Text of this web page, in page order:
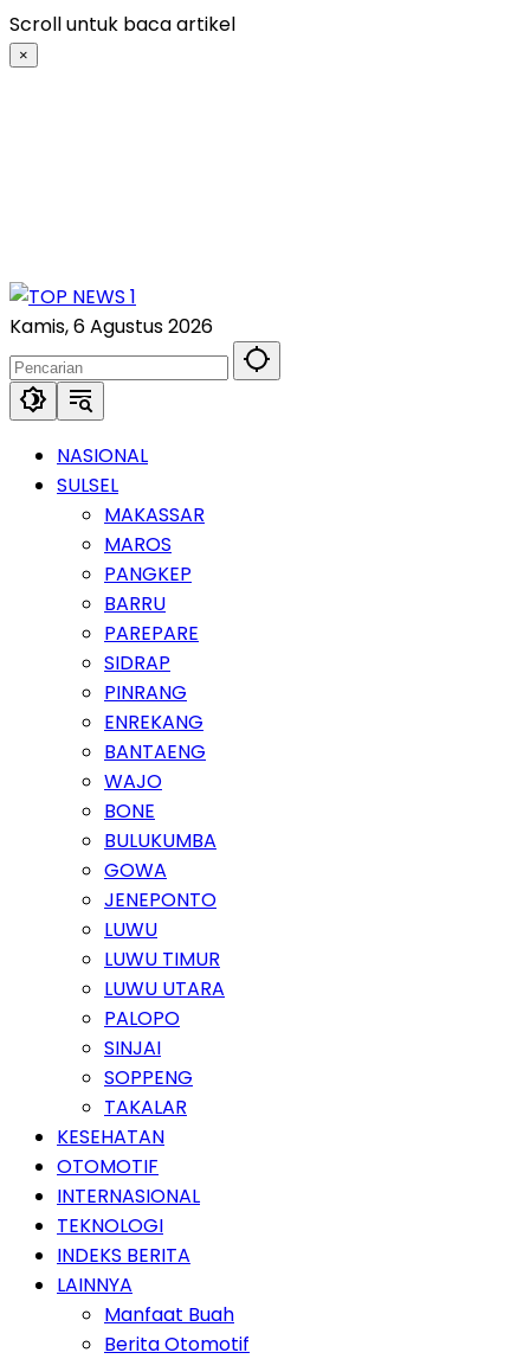
Langsung
ke
Scroll untuk baca artikel
×
Kamis, 6 Agustus 2026
NASIONAL
SULSEL
MAKASSAR
MAROS
PANGKEP
BARRU
PAREPARE
SIDRAP
PINRANG
ENREKANG
BANTAENG
WAJO
BONE
BULUKUMBA
GOWA
JENEPONTO
LUWU
LUWU TIMUR
LUWU UTARA
PALOPO
SINJAI
SOPPENG
TAKALAR
KESEHATAN
OTOMOTIF
INTERNASIONAL
TEKNOLOGI
INDEKS BERITA
LAINNYA
Manfaat Buah
Berita Otomotif